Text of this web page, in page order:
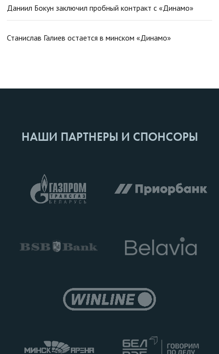
Даниил Бокун заключил пробный контракт с «Динамо»
Станислав Галиев остается в минском «Динамо»
НАШИ ПАРТНЕРЫ И СПОНСОРЫ